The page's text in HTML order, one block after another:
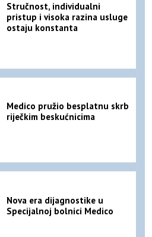
Stručnost, individualni
pristup i visoka razina usluge
ostaju konstanta
Medico pružio besplatnu skrb
riječkim beskućnicima
Nova era dijagnostike u
Specijalnoj bolnici Medico